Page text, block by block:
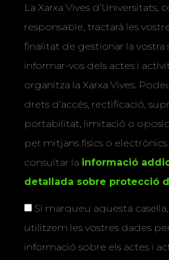
La Xarxa Vives d’Universitats,
responsable, tractarà les
finalitat de gestionar la vostra
informar-vos dels actes i
organitza la Xarxa Vives.
drets d’accés, rectificació,
portabilitat, limitació o
per mitjans físics o
consultar la informació
detallada sobre protecció
Si marqueu aquesta
utilitzem les vostres dades
informació sobre els actes i